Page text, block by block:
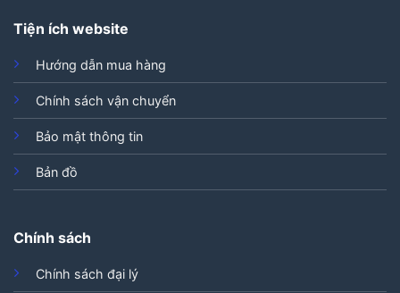
Tiện ích website
Hướng dẫn mua hàng
Chính sách vận chuyển
Bảo mật thông tin
Bản đồ
Chính sách
Chính sách đại lý